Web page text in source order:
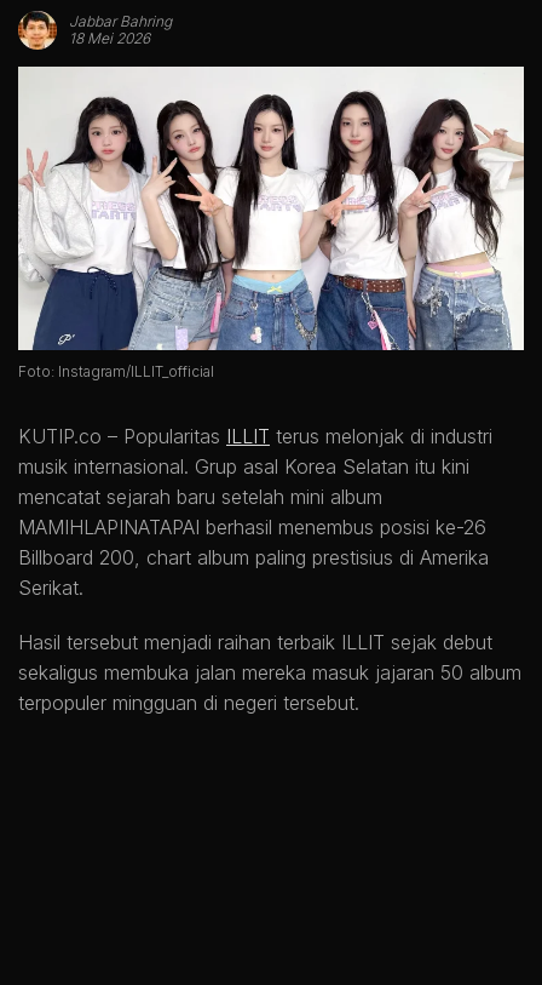
Jabbar Bahring
18 Mei 2026
Foto: Instagram/ILLIT_official
KUTIP.co – Popularitas ILLIT terus melonjak di industri
musik internasional. Grup asal Korea Selatan itu kini
mencatat sejarah baru setelah mini album
MAMIHLAPINATAPAI berhasil menembus posisi ke-26
Billboard 200, chart album paling prestisius di Amerika
Serikat.
Hasil tersebut menjadi raihan terbaik ILLIT sejak debut
sekaligus membuka jalan mereka masuk jajaran 50 album
terpopuler mingguan di negeri tersebut.